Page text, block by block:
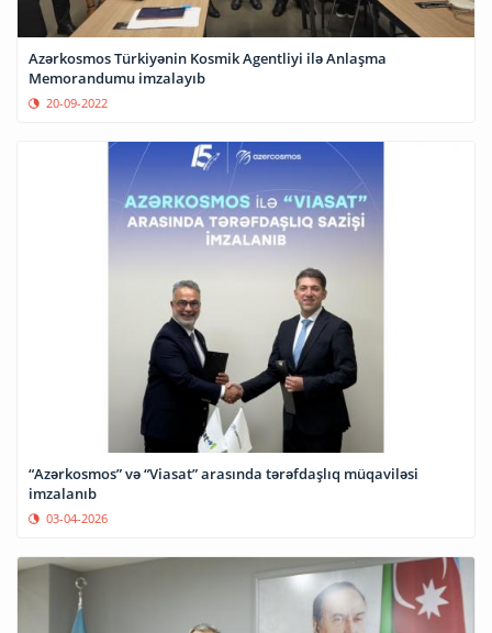
Azərkosmos Türkiyənin Kosmik Agentliyi ilə Anlaşma
Memorandumu imzalayıb
20-09-2022
“Azərkosmos” və “Viasat” arasında tərəfdaşlıq müqaviləsi
imzalanıb
03-04-2026